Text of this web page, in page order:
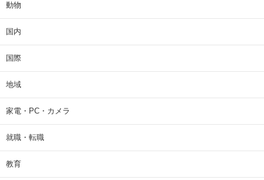
動物
国内
国際
地域
家電・PC・カメラ
就職・転職
教育